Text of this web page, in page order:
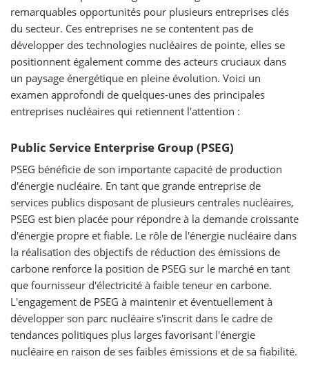
remarquables opportunités pour plusieurs entreprises clés
du secteur. Ces entreprises ne se contentent pas de
développer des technologies nucléaires de pointe, elles se
positionnent également comme des acteurs cruciaux dans
un paysage énergétique en pleine évolution. Voici un
examen approfondi de quelques-unes des principales
entreprises nucléaires qui retiennent l'attention :
Public Service Enterprise Group (PSEG)
PSEG bénéficie de son importante capacité de production
d'énergie nucléaire. En tant que grande entreprise de
services publics disposant de plusieurs centrales nucléaires,
PSEG est bien placée pour répondre à la demande croissante
d'énergie propre et fiable. Le rôle de l'énergie nucléaire dans
la réalisation des objectifs de réduction des émissions de
carbone renforce la position de PSEG sur le marché en tant
que fournisseur d'électricité à faible teneur en carbone.
L'engagement de PSEG à maintenir et éventuellement à
développer son parc nucléaire s'inscrit dans le cadre de
tendances politiques plus larges favorisant l'énergie
nucléaire en raison de ses faibles émissions et de sa fiabilité.